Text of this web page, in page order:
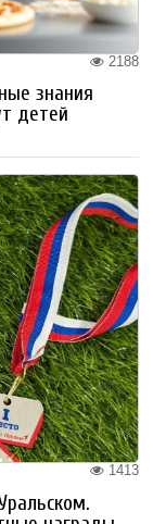
2188
знания
детей
1413